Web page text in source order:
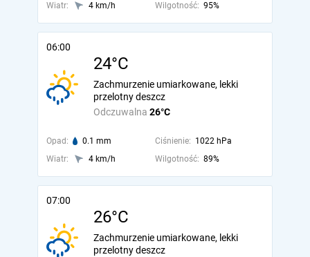
Wiatr:
4 km/h Wilgotność: 95%
06:00
24°C
Odczuwalna 26°C
Zachmurzenie umiarkowane, lekki
przelotny deszcz
Opad: 0.1 mm Ciśnienie: 1022 hPa
Wiatr:
4 km/h Wilgotność: 89%
07:00
26°C
Zachmurzenie umiarkowane, lekki
przelotny deszcz